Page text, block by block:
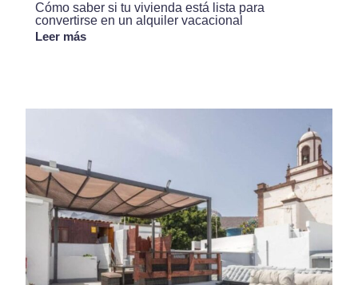
Cómo saber si tu vivienda está lista para
convertirse en un alquiler vacacional
Leer más